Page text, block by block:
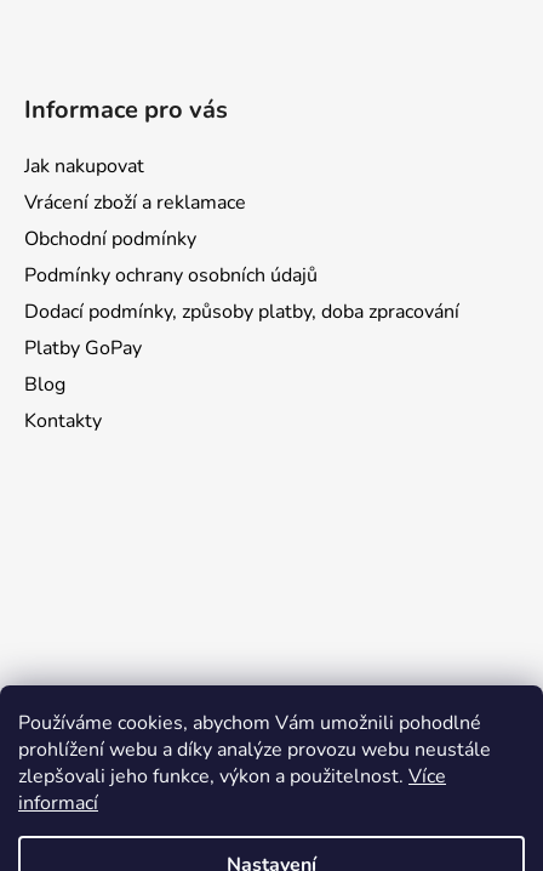
Používáme cookies, abychom Vám umožnili pohodlné
prohlížení webu a díky analýze provozu webu neustále
zlepšovali jeho funkce, výkon a použitelnost. Více
informací
Nastavení
Informace pro vás
Jak nakupovat
Vrácení zboží a reklamace
Obchodní podmínky
Podmínky ochrany osobních údajů
Dodací podmínky, způsoby platby, doba zpracování
Platby GoPay
Blog
Kontakty